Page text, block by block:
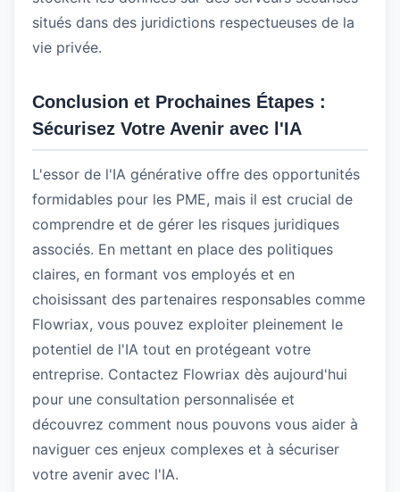
situés dans des juridictions respectueuses de la
vie privée.
Conclusion et Prochaines Étapes :
Sécurisez Votre Avenir avec l'IA
L'essor de l'IA générative offre des opportunités
formidables pour les PME, mais il est crucial de
comprendre et de gérer les risques juridiques
associés. En mettant en place des politiques
claires, en formant vos employés et en
choisissant des partenaires responsables comme
Flowriax, vous pouvez exploiter pleinement le
potentiel de l'IA tout en protégeant votre
entreprise. Contactez Flowriax dès aujourd'hui
pour une consultation personnalisée et
découvrez comment nous pouvons vous aider à
naviguer ces enjeux complexes et à sécuriser
votre avenir avec l'IA.